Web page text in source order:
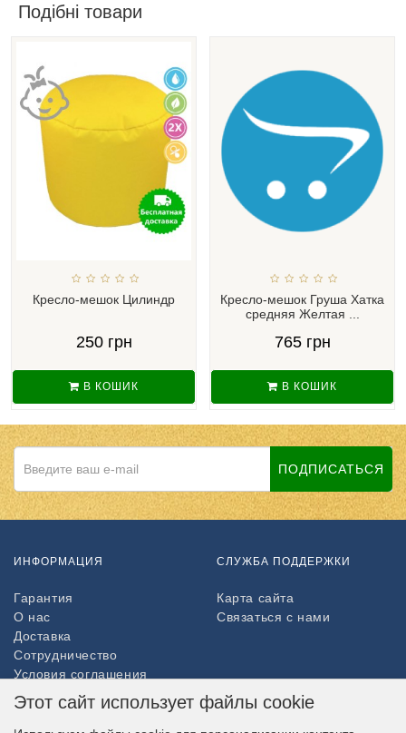
Подібні товари
Кресло-мешок Цилиндр
250 грн
В КОШИК
Кресло-мешок Груша Хатка
средняя Желтая ...
765 грн
В КОШИК
ПОДПИСАТЬСЯ
ИНФОРМАЦИЯ
Гарантия
О нас
Доставка
Сотрудничество
Условия соглашения
Возврат товара
СЛУЖБА ПОДДЕРЖКИ
Карта сайта
Связаться с нами
Этот сайт использует файлы cookie